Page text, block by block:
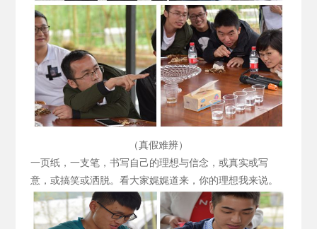
（真假难辨）
一页纸，一支笔，书写自己的理想与信念，或真实或写
意，或搞笑或洒脱。看大家娓娓道来，你的理想我来说。